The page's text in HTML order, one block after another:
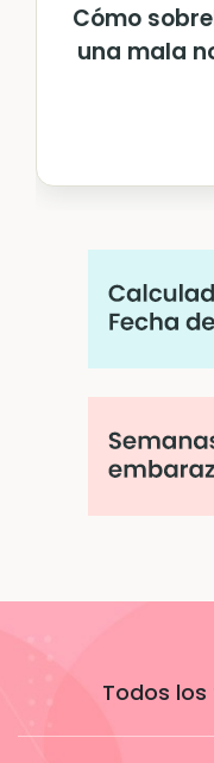
Cómo
una mala
Todos